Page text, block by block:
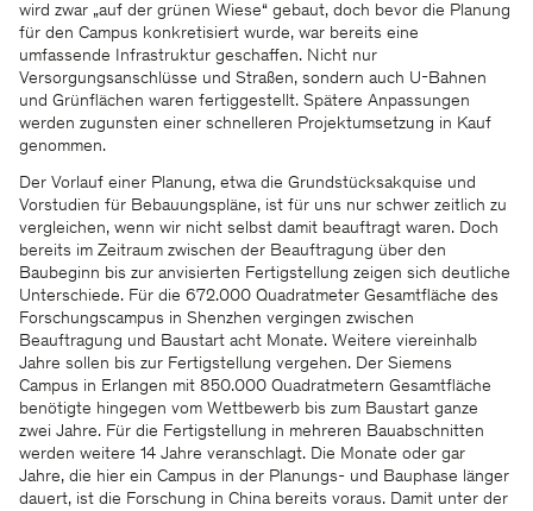
wird zwar „auf der grünen Wiese“ gebaut, doch bevor die Planung
für den Campus konkretisiert wurde, war bereits eine
umfassende Infrastruktur geschaffen. Nicht nur
Versorgungsanschlüsse und Straßen, sondern auch U-Bahnen
und Grünflächen waren fertiggestellt. Spätere Anpassungen
werden zugunsten einer schnelleren Projektumsetzung in Kauf
genommen.
Der Vorlauf einer Planung, etwa die Grundstücksakquise und
Vorstudien für Bebauungspläne, ist für uns nur schwer zeitlich zu
vergleichen, wenn wir nicht selbst damit beauftragt waren. Doch
bereits im Zeitraum zwischen der Beauftragung über den
Baubeginn bis zur anvisierten Fertigstellung zeigen sich deutliche
Unterschiede. Für die 672.000 Quadratmeter Gesamtfläche des
Forschungscampus in Shenzhen vergingen zwischen
Beauftragung und Baustart acht Monate. Weitere viereinhalb
Jahre sollen bis zur Fertigstellung vergehen. Der Siemens
Campus in Erlangen mit 850.000 Quadratmetern Gesamtfläche
benötigte hingegen vom Wettbewerb bis zum Baustart ganze
zwei Jahre. Für die Fertigstellung in mehreren Bauabschnitten
werden weitere 14 Jahre veranschlagt. Die Monate oder gar
Jahre, die hier ein Campus in der Planungs- und Bauphase länger
dauert, ist die Forschung in China bereits voraus. Damit unter der